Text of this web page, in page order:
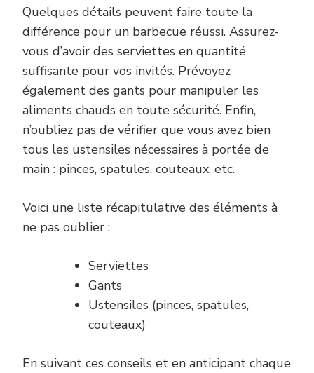
Quelques détails peuvent faire toute la
différence pour un barbecue réussi. Assurez-
vous d’avoir des serviettes en quantité
suffisante pour vos invités. Prévoyez
également des gants pour manipuler les
aliments chauds en toute sécurité. Enfin,
n’oubliez pas de vérifier que vous avez bien
tous les ustensiles nécessaires à portée de
main : pinces, spatules, couteaux, etc.
Voici une liste récapitulative des éléments à
ne pas oublier :
Serviettes
Gants
Ustensiles (pinces, spatules,
couteaux)
En suivant ces conseils et en anticipant chaque